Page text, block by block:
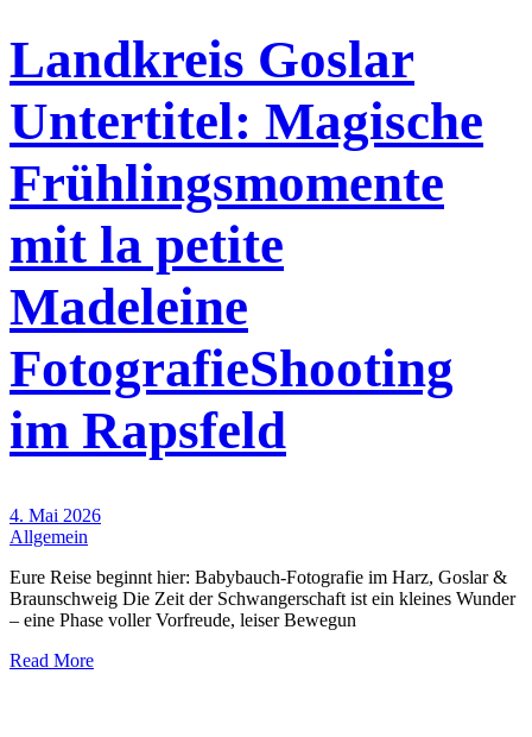
Landkreis Goslar
Untertitel: Magische
Frühlingsmomente
mit la petite
Madeleine
FotografieShooting
im Rapsfeld
4. Mai 2026
Allgemein
Eure Reise beginnt hier: Babybauch-Fotografie im Harz, Goslar &
Braunschweig Die Zeit der Schwangerschaft ist ein kleines Wunder
– eine Phase voller Vorfreude, leiser Bewegun
Read More